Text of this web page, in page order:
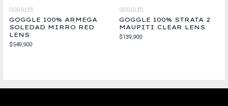
GOGGLES
GOGGLE 100% ARMEGA
SOLEDAD MIRRO RED
LENS
$549,900
GOGGLES
GOGGLE 100% STRATA 2
MAUPITI CLEAR LENS
$139,900